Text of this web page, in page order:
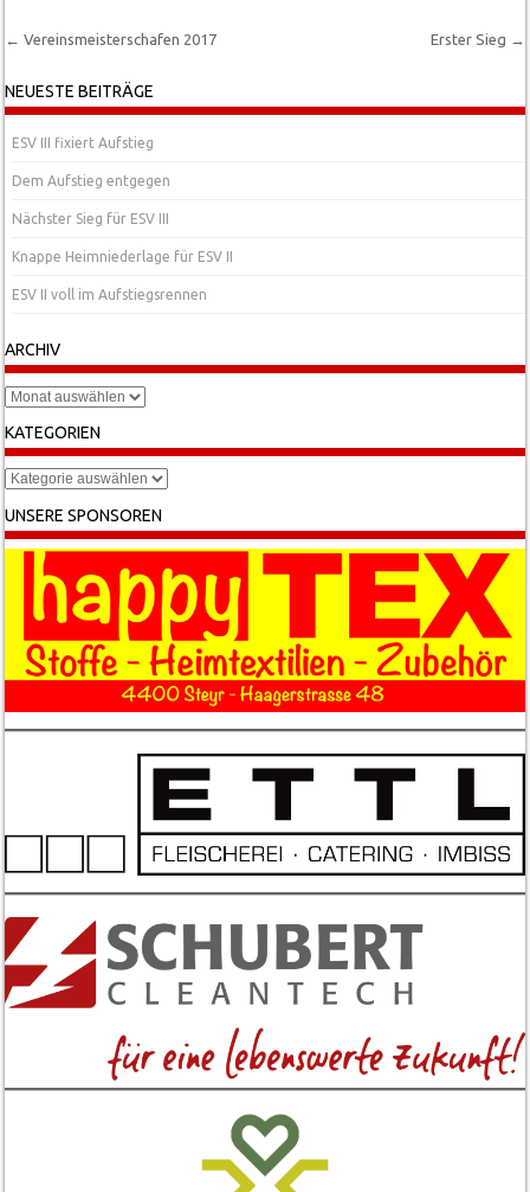
Post navigation
← Vereinsmeisterschafen 2017 Erster Sieg →
NEUESTE BEITRÄGE
ESV III fixiert Aufstieg
Dem Aufstieg entgegen
Nächster Sieg für ESV III
Knappe Heimniederlage für ESV II
ESV II voll im Aufstiegsrennen
ARCHIV
Archiv
KATEGORIEN
Kategorien
UNSERE SPONSOREN